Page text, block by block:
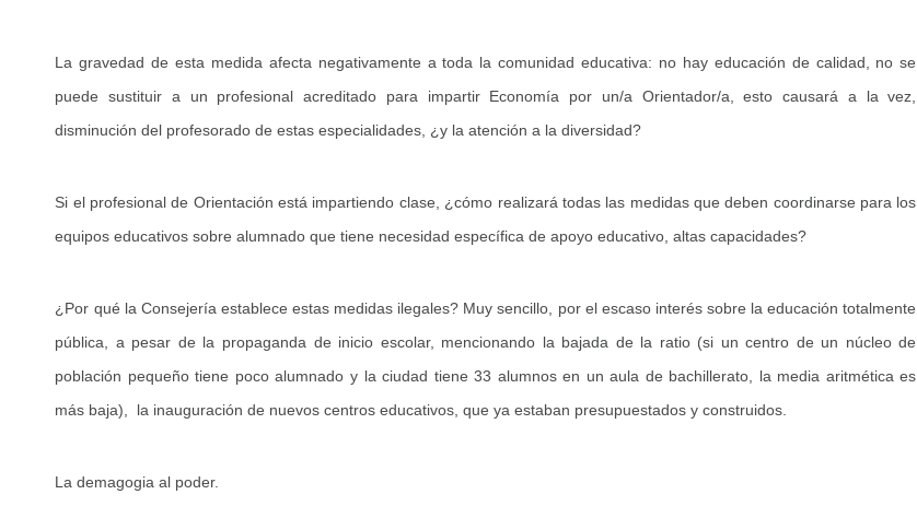
La gravedad de esta medida afecta negativamente a toda la comunidad educativa: no hay educación de calidad, no se
puede sustituir a un profesional acreditado para impartir Economía por un/a Orientador/a, esto causará a la vez,
disminución del profesorado de estas especialidades, ¿y la atención a la diversidad?
Si el profesional de Orientación está impartiendo clase, ¿cómo realizará todas las medidas que deben coordinarse para los
equipos educativos sobre alumnado que tiene necesidad específica de apoyo educativo, altas capacidades?
¿Por qué la Consejería establece estas medidas ilegales? Muy sencillo, por el escaso interés sobre la educación totalmente
pública, a pesar de la propaganda de inicio escolar, mencionando la bajada de la ratio (si un centro de un núcleo de
población pequeño tiene poco alumnado y la ciudad tiene 33 alumnos en un aula de bachillerato, la media aritmética es
más baja), la inauguración de nuevos centros educativos, que ya estaban presupuestados y construidos.
La demagogia al poder.